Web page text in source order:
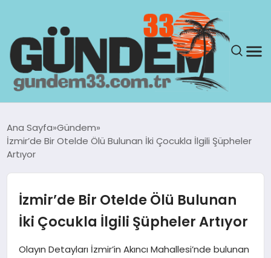
GÜNDEM
SAĞLIK
TEKNOLOJI
Ana Sayfa Gündem
İzmir’de Bir Otelde Ölü Bulunan İki Çocukla İlgili Şüpheler
Artıyor
İzmir’de Bir Otelde Ölü Bulunan
İki Çocukla İlgili Şüpheler Artıyor
Olayın Detayları İzmir’in Akıncı Mahallesi’nde bulunan